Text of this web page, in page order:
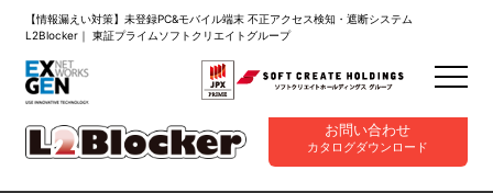
【情報漏えい対策】未登録PC&モバイル端末 不正アクセス検知・遮断システム
L2Blocker｜ 東証プライムソフトクリエイトグループ
お問い合わせ
カタログダウンロード